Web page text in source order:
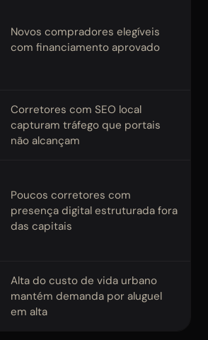
Novos compradores elegíveis
com financiamento aprovado
Corretores com SEO local
capturam tráfego que portais
não alcançam
Poucos corretores com
presença digital estruturada fora
das capitais
Alta do custo de vida urbano
mantém demanda por aluguel
em alta